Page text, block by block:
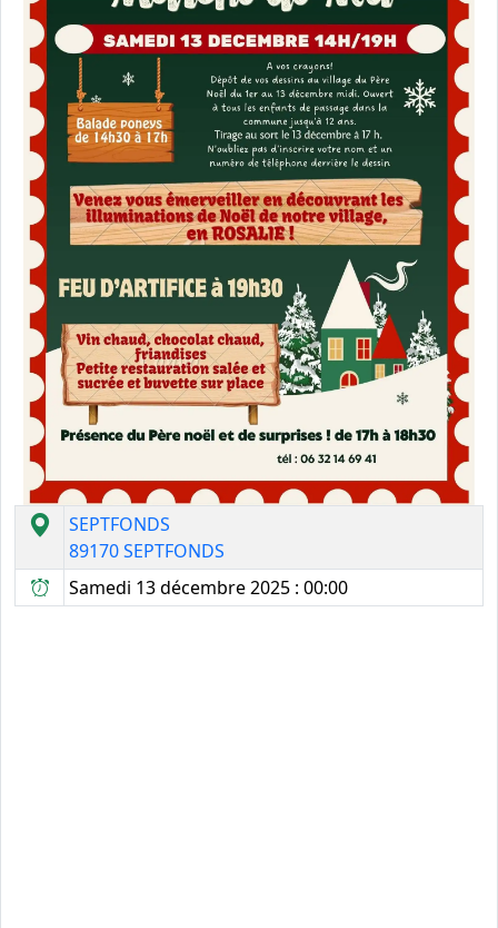
SEPTFONDS
89170 SEPTFONDS
Samedi 13 décembre 2025 : 00:00